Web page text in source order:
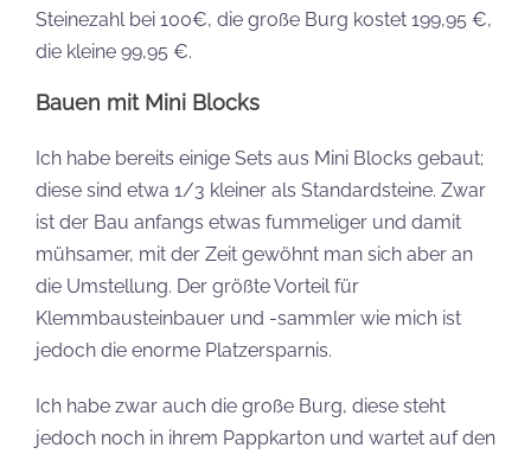
Steinezahl bei 100€, die große Burg kostet 199,95 €,
die kleine 99,95 €.
Bauen mit Mini Blocks
Ich habe bereits einige Sets aus Mini Blocks gebaut;
diese sind etwa 1/3 kleiner als Standardsteine. Zwar
ist der Bau anfangs etwas fummeliger und damit
mühsamer, mit der Zeit gewöhnt man sich aber an
die Umstellung. Der größte Vorteil für
Klemmbausteinbauer und -sammler wie mich ist
jedoch die enorme Platzersparnis.
Ich habe zwar auch die große Burg, diese steht
jedoch noch in ihrem Pappkarton und wartet auf den